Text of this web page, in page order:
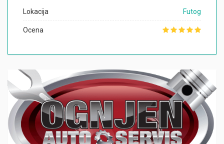
Lokacija Futog
Ocena